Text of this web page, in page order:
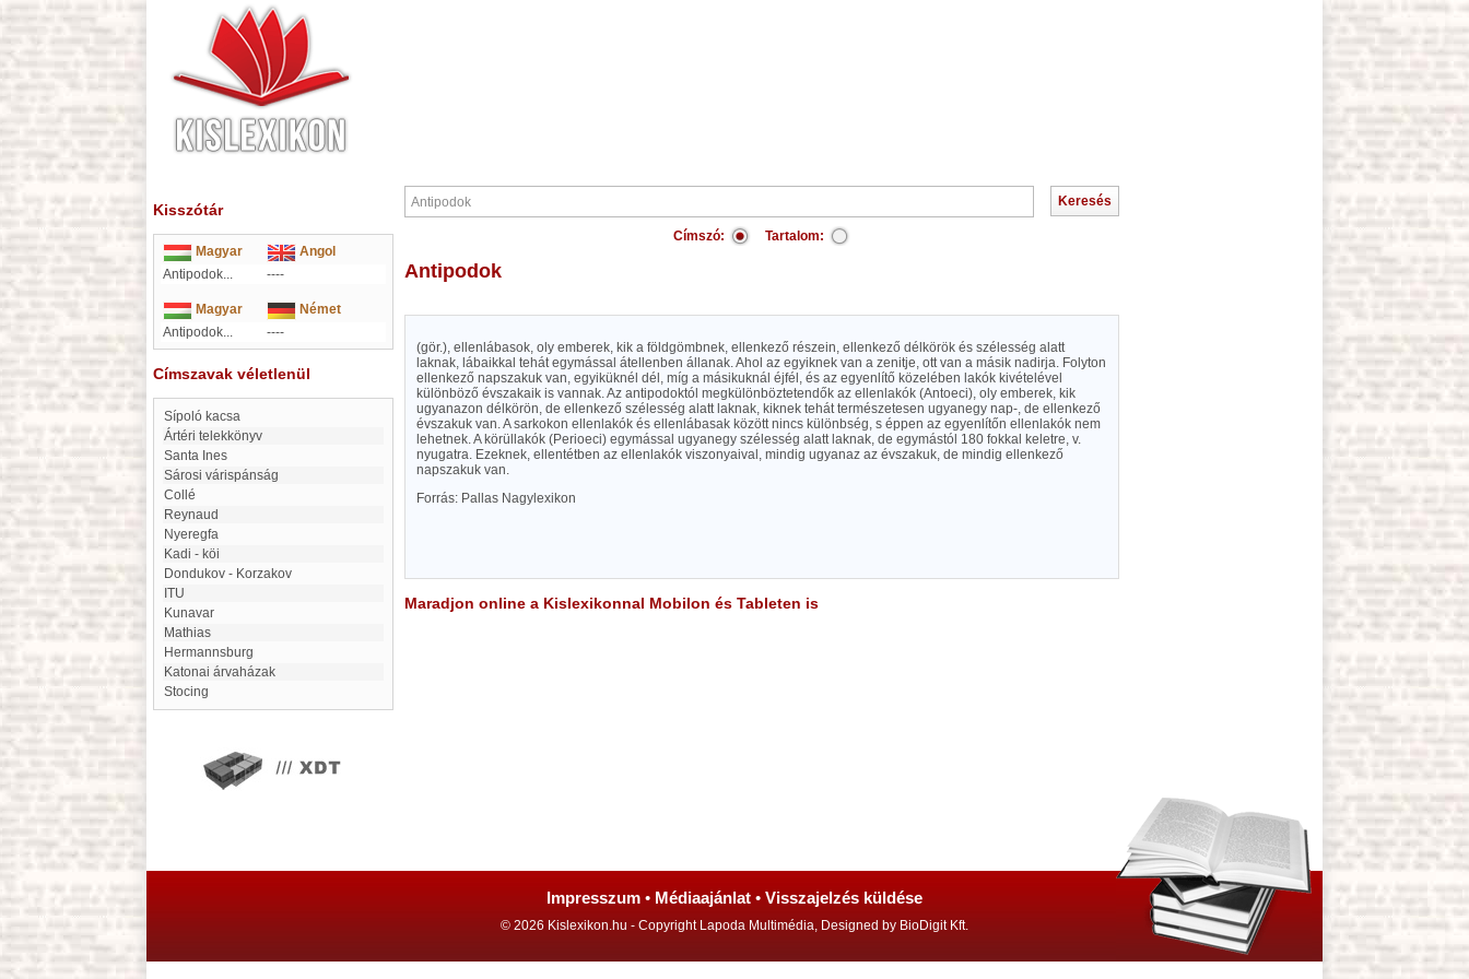
Kisszótár
Magyar
Angol
Antipodok...
----
Magyar
Német
Antipodok...
----
Címszavak véletlenül
Sípoló kacsa
Ártéri telekkönyv
Santa Ines
Sárosi várispánság
Collé
Reynaud
Nyeregfa
Kadi - köi
Dondukov - Korzakov
ITU
Kunavar
Mathias
Hermannsburg
Katonai árvaházak
Stocing
Címszó: Tartalom:
Antipodok
(gör.), ellenlábasok, oly emberek, kik a földgömbnek, ellenkező részein, ellenkező délkörök és szélesség alatt
laknak, lábaikkal tehát egymással átellenben állanak. Ahol az egyiknek van a zenitje, ott van a másik nadirja. Folyton
ellenkező napszakuk van, egyiküknél dél, míg a másikuknál éjfél, és az egyenlítő közelében lakók kivételével
különböző évszakaik is vannak. Az antipodoktól megkülönböztetendők az ellenlakók (Antoeci), oly emberek, kik
ugyanazon délkörön, de ellenkező szélesség alatt laknak, kiknek tehát természetesen ugyanegy nap-, de ellenkező
évszakuk van. A sarkokon ellenlakók és ellenlábasak között nincs különbség, s éppen az egyenlítőn ellenlakók nem
lehetnek. A körüllakók (Perioeci) egymással ugyanegy szélesség alatt laknak, de egymástól 180 fokkal keletre, v.
nyugatra. Ezeknek, ellentétben az ellenlakók viszonyaival, mindig ugyanaz az évszakuk, de mindig ellenkező
napszakuk van.
Forrás: Pallas Nagylexikon
Maradjon online a Kislexikonnal Mobilon és Tableten is
Impresszum • Médiaajánlat • Visszajelzés küldése
© 2026 Kislexikon.hu - Copyright Lapoda Multimédia, Designed by BioDigit Kft.